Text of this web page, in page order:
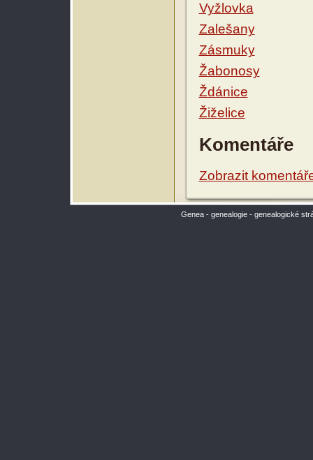
Vyžlovka
Zalešany
Zásmuky
Žabonosy
Ždánice
Žiželice
Komentáře
Zobrazit
Genea - genealogie - genealogické